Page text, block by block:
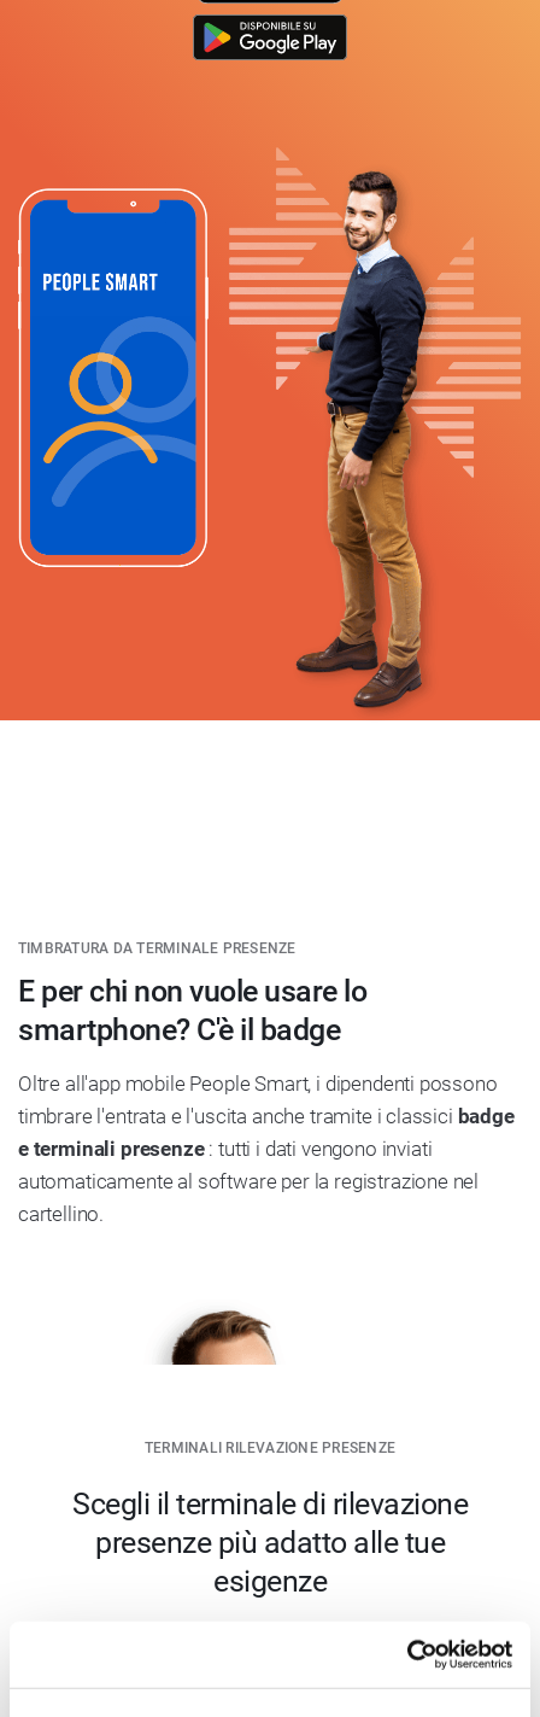
TIMBRATURA DA TERMINALE PRESENZE
E per chi non vuole usare lo
smartphone? C'è il badge
Oltre all'app mobile People Smart, i dipendenti possono
timbrare l'entrata e l'uscita anche tramite i classici badge
e terminali presenze : tutti i dati vengono inviati
automaticamente al software per la registrazione nel
cartellino.
TERMINALI RILEVAZIONE PRESENZE
Scegli il terminale di rilevazione
presenze più adatto alle tue
esigenze